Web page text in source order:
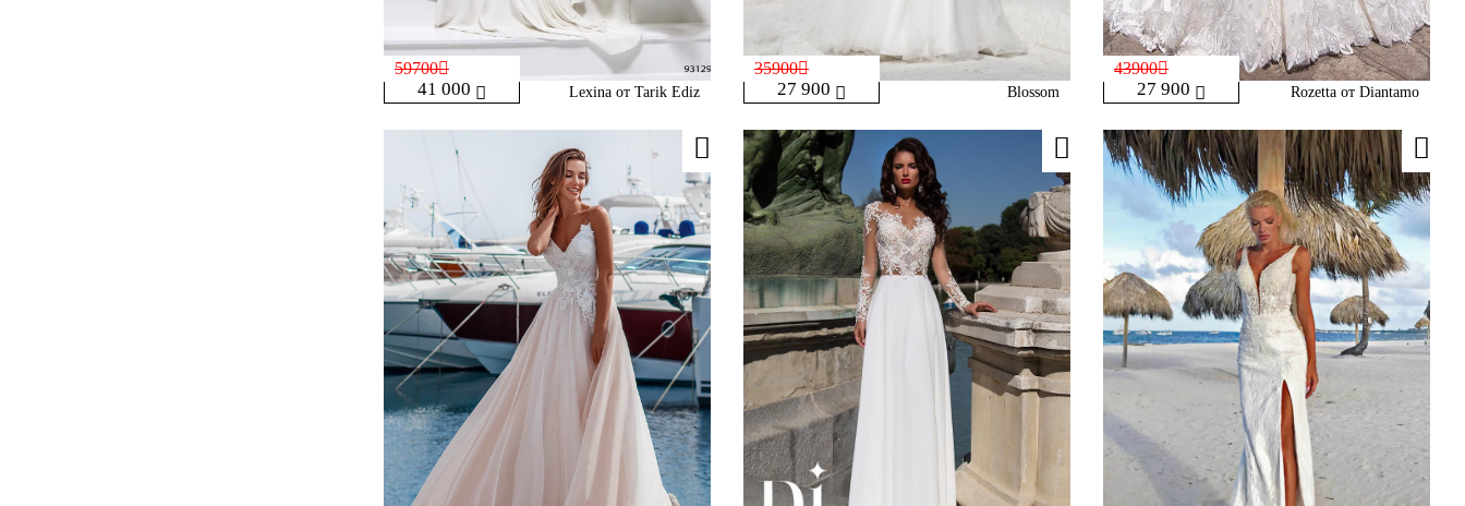
41 000
59700
Lexina от Tarik Ediz 27 900
35900
Blossom 27 900
43900
Rozetta от Diantamo